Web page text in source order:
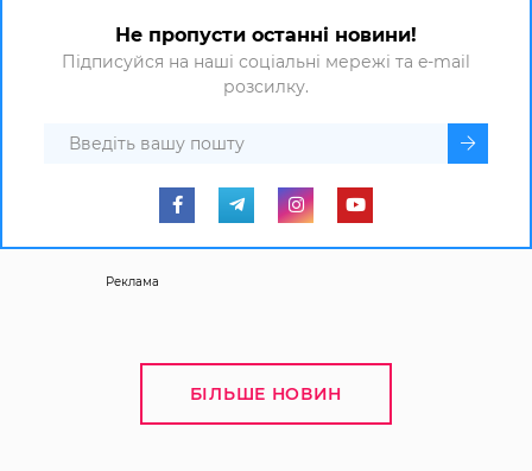
Не пропусти останні новини!
Підписуйся на наші соціальні мережі та e-mail
розсилку.
Реклама
БІЛЬШЕ НОВИН